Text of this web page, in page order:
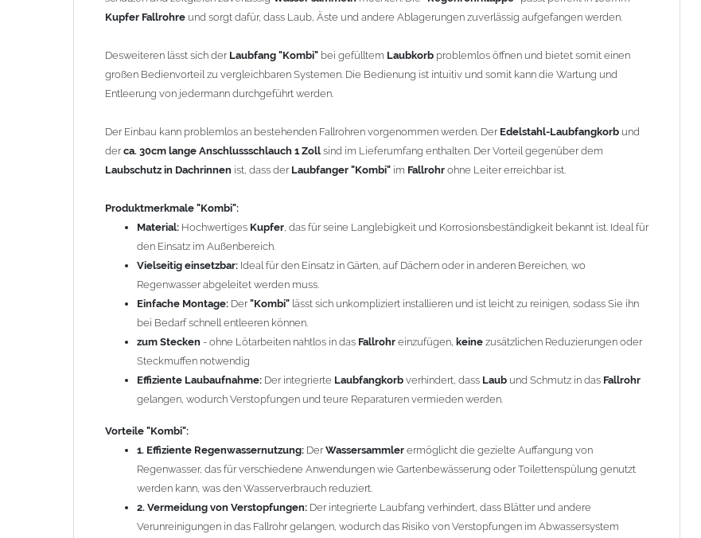
Einfache Montage:Der"Kombi"lässt sich unkompliziert installieren und ist leicht zu reinigen, sodass Sie ihn bei
zum Stecken- ohne Lötarbeiten nahtlos in dasFallrohreinzufügen,keinezusätzlichen Reduzierungen oder
Steckmuffen notwendig
Effiziente Laubaufnahme:Der integrierteLaubfangkorb
Vorteile"Kombi":
1. Effiziente Regenwassernutzung:DerWassersammler ermöglicht die gezielte Auffangung von Regenwasser,
den Wasserverbrauch reduziert.
2. Vermeidung von Verstopfungen: Der integrierte Laubfang verhindert, dass Blätter und andere
Verunreinigungen in das Fallrohr gelangen, wodurch das Risiko von Verstopfungen im Abwassersystem
verringert wird.
3. Einfache Wartung:Die Kombination aus
Reinigung, da derLaubfangleicht entnommen und gereinigt werden kann, was den Wartungsaufwand
minimiert.
4. Kosteneinsparungen:Durch die Nutzung von Regenwasser können die Wasserrechnungen gesenkt werden,
während derLaubfangdie Notwendigkeit für teure Rohrreinigungen und Reparaturen reduziert.
5. Platzsparendes Design:Ein kombiniertes Produkt spart Platz, da es zwei Funktionen in einem Gerät vereint,
was besonders vorteilhaft in Bereichen mit begrenztem Raum ist.
Die"Kombi" Regenrohrklappe
zahlreiche Vorteile, die sowohl die Effizienz derRegenwassernutzungals auch die Wartungsfreundlichkeit
verbessern. Es ist eine nachhaltige und kosteneffektive Lösung für jeden Haushalt oder gewerblichen Betrieb, der
Wert auf eine effektive Wasserbewirtschaftung legt.
Funktionsweise Regensammler:
Kupfer Fallrohre und sorgt dafür, dass Laub, Äste und andere Ablagerungen zuverlässig aufgefangen werden.
Desweiteren lässt sich der Laubfang "Kombi" bei gefülltem Laubkorb problemlos öffnen und bietet somit einen
großen Bedienvorteil zu vergleichbaren Systemen. Die Bedienung ist intuitiv und somit kann die Wartung und
Entleerung von jedermann durchgeführt werden.
Der Einbau kann problemlos an bestehenden Fallrohren vorgenommen werden. Der Edelstahl-Laubfangkorb und
derca. 30cm lange Anschlussschlauch 1 Zoll sind im Lieferumfang enthalten. Der Vorteil gegenüber dem
Laubschutz in Dachrinnen ist, dass der Laubfanger "Kombi" im Fallrohr ohne Leiter erreichbar ist.
Produktmerkmale "Kombi":
Material: Hochwertiges Kupfer , das für seine Langlebigkeit und Korrosionsbeständigkeit bekannt ist. Ideal für
den Einsatz im Außenbereich.
Vielseitig einsetzbar: Ideal für den Einsatz in Gärten, auf Dächern oder in anderen Bereichen, wo
Regenwasser abgeleitet werden muss.
Einfache Montage: Der"Kombi" lässt sich unkompliziert installieren und ist leicht zu reinigen, sodass Sie ihn
bei Bedarf schnell entleeren können.
zum Stecken - ohne Lötarbeiten nahtlos in das Fallrohr einzufügen, keine zusätzlichen Reduzierungen oder
Steckmuffen notwendig
Effiziente Laubaufnahme: Der integrierte Laubfangkorb verhindert, dass Laub und Schmutz in das Fallrohr
gelangen, wodurch Verstopfungen und teure Reparaturen vermieden werden.
Vorteile "Kombi":
1. Effiziente Regenwassernutzung: DerWassersammler ermöglicht die gezielte Auffangung von
Regenwasser, das für verschiedene Anwendungen wie Gartenbewässerung oder Toilettenspülung genutzt
werden kann, was den Wasserverbrauch reduziert.
2. Vermeidung von Verstopfungen: Der integrierte Laubfang verhindert, dass Blätter und andere
Verunreinigungen in das Fallrohr gelangen, wodurch das Risiko von Verstopfungen im Abwassersystem